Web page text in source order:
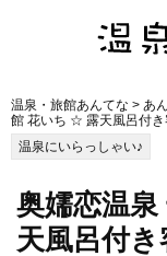
温泉・旅館あんてな > あ
館 花いち ☆ 露天風呂付
温泉にいらっしゃい♪
奥嬬恋温
天風呂付